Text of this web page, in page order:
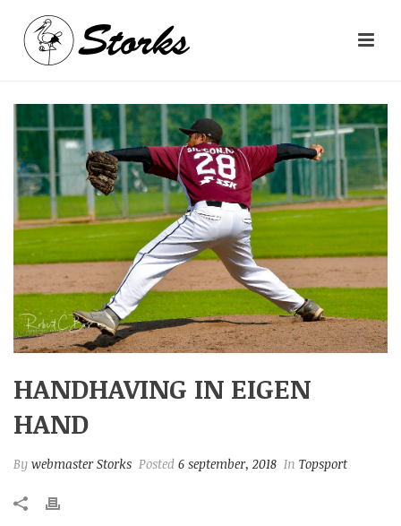
HANDHAVING IN EIGEN
HAND
By webmaster Storks Posted 6 september, 2018 In Topsport